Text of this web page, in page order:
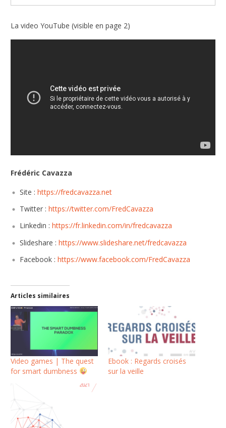
La video YouTube (visible en page 2)
Frédéric Cavazza
Site :https://fredcavazza.net
Twitter :https://twitter.com/FredCavazza
Linkedin :https://fr.linkedin.com/in/fredcavazza
Slideshare :https://www.slideshare.net/fredcavazza
Facebook :https://www.facebook.com/FredCavazza
Articles similaires
Video games | The quest
for smart dumbness
Ebook : Regards croisés
sur la veille